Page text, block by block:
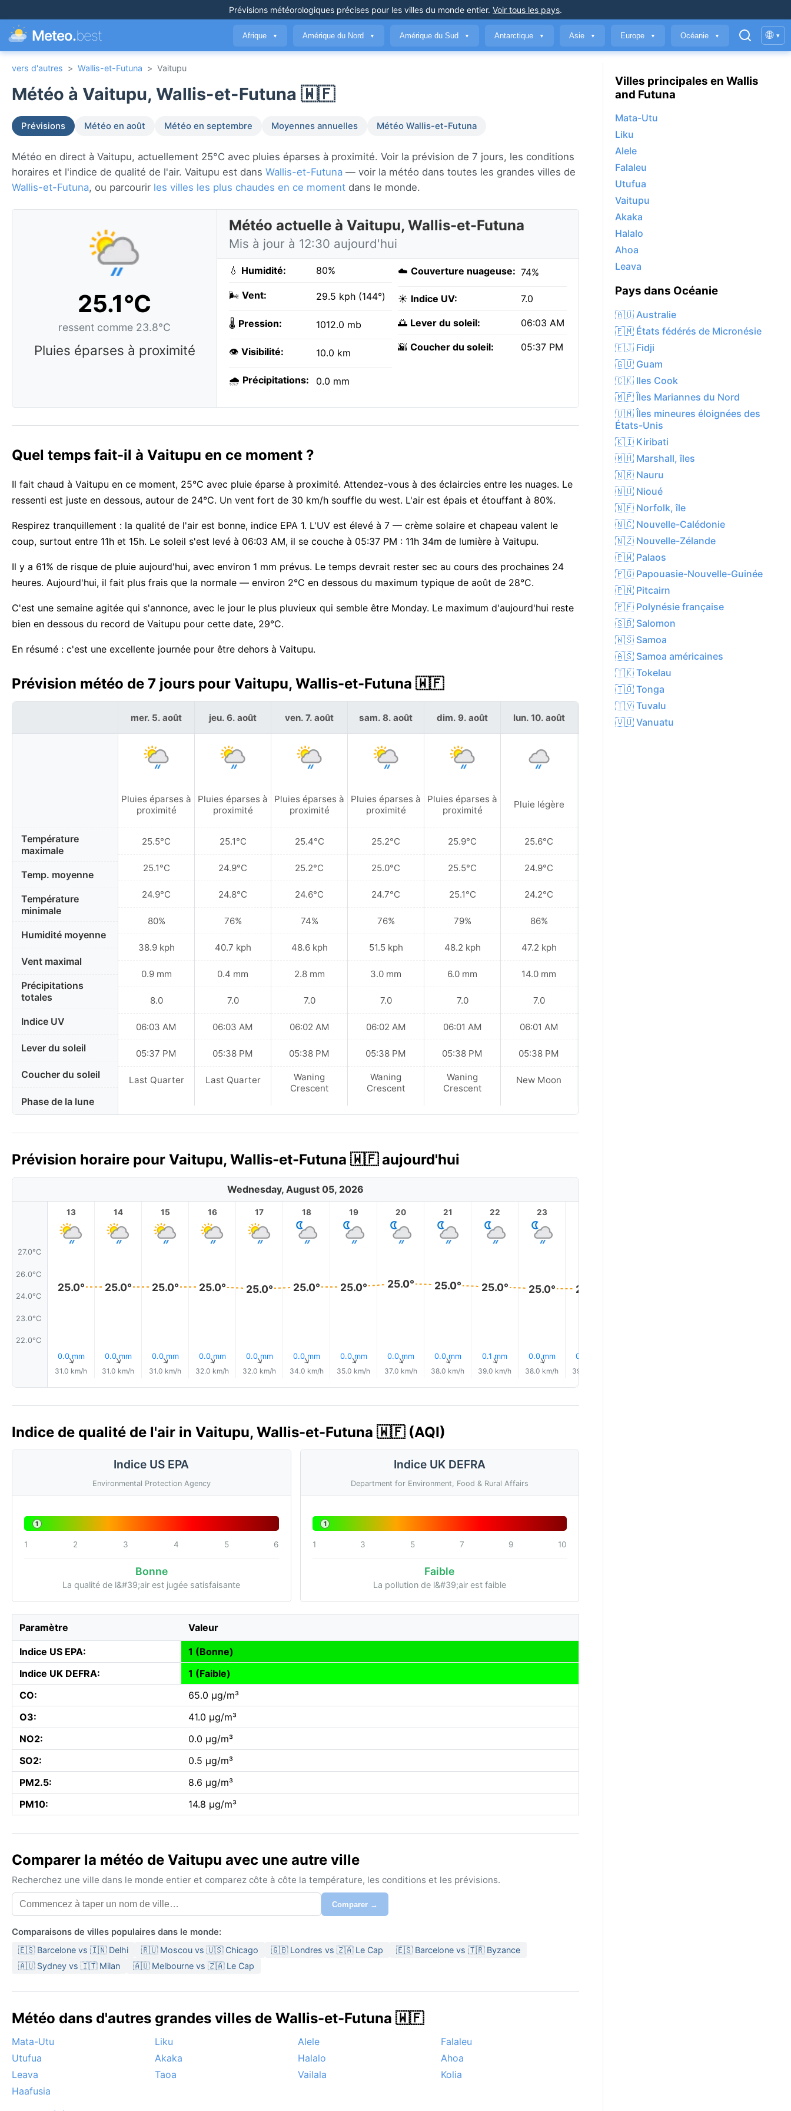
Prévisions météorologiques précises pour les villes du monde entier. Voir tous les pays.
Meteo.best Afrique ▼ Amérique du Nord ▼ Amérique du Sud ▼ Antarctique ▼ Asie ▼ Europe ▼ Océanie ▼ 🌐 ▾
vers d'autres > Wallis-et-Futuna > Vaitupu
Météo à Vaitupu, Wallis-et-Futuna 🇼🇫
Prévisions Météo en août Météo en septembre Moyennes annuelles Météo Wallis-et-Futuna
Météo en direct à Vaitupu, actuellement 25°C avec pluies éparses à proximité. Voir la prévision de 7 jours, les conditions
horaires et l'indice de qualité de l'air. Vaitupu est dans Wallis-et-Futuna — voir la météo dans toutes les grandes villes de
Wallis-et-Futuna, ou parcourir les villes les plus chaudes en ce moment dans le monde.
25.1°C
ressent comme 23.8°C
Pluies éparses à proximité
Météo actuelle à Vaitupu, Wallis-et-Futuna
Mis à jour à 12:30 aujourd'hui
💧 Humidité: 80%
🌬️ Vent: 29.5 kph (144°)
🌡️ Pression: 1012.0 mb
👁️ Visibilité: 10.0 km
🌧️ Précipitations: 0.0 mm
☁️ Couverture nuageuse: 74%
☀️ Indice UV: 7.0
🌅 Lever du soleil: 06:03 AM
🌇 Coucher du soleil: 05:37 PM
Quel temps fait-il à Vaitupu en ce moment ?
Il fait chaud à Vaitupu en ce moment, 25°C avec pluie éparse à proximité. Attendez-vous à des éclaircies entre les nuages. Le
ressenti est juste en dessous, autour de 24°C. Un vent fort de 30 km/h souffle du west. L'air est épais et étouffant à 80%.
Respirez tranquillement : la qualité de l'air est bonne, indice EPA 1. L'UV est élevé à 7 — crème solaire et chapeau valent le
coup, surtout entre 11h et 15h. Le soleil s'est levé à 06:03 AM, il se couche à 05:37 PM : 11h 34m de lumière à Vaitupu.
Il y a 61% de risque de pluie aujourd'hui, avec environ 1 mm prévus. Le temps devrait rester sec au cours des prochaines 24
heures. Aujourd'hui, il fait plus frais que la normale — environ 2°C en dessous du maximum typique de août de 28°C.
C'est une semaine agitée qui s'annonce, avec le jour le plus pluvieux qui semble être Monday. Le maximum d'aujourd'hui reste
bien en dessous du record de Vaitupu pour cette date, 29°C.
En résumé : c'est une excellente journée pour être dehors à Vaitupu.
Prévision météo de 7 jours pour Vaitupu, Wallis-et-Futuna 🇼🇫
Température
maximale
Temp. moyenne
Température
minimale
Humidité moyenne
Vent maximal
Précipitations
totales
Indice UV
Lever du soleil
Coucher du soleil
Phase de la lune
mer. 5. août
Pluies éparses à
proximité
25.5°C
25.1°C
24.9°C
80%
38.9 kph
0.9 mm
8.0
06:03 AM
05:37 PM
Last Quarter
jeu. 6. août
Pluies éparses à
proximité
25.1°C
24.9°C
24.8°C
76%
40.7 kph
0.4 mm
7.0
06:03 AM
05:38 PM
Last Quarter
ven. 7. août
Pluies éparses à
proximité
25.4°C
25.2°C
24.6°C
74%
48.6 kph
2.8 mm
7.0
06:02 AM
05:38 PM
Waning
Crescent
sam. 8. août
Pluies éparses à
proximité
25.2°C
25.0°C
24.7°C
76%
51.5 kph
3.0 mm
7.0
06:02 AM
05:38 PM
Waning
Crescent
dim. 9. août
Pluies éparses à
proximité
25.9°C
25.5°C
25.1°C
79%
48.2 kph
6.0 mm
7.0
06:01 AM
05:38 PM
Waning
Crescent
lun. 10. août
Pluie légère
25.6°C
24.9°C
24.2°C
86%
47.2 kph
14.0 mm
7.0
06:01 AM
05:38 PM
New Moon
mar. 11. août
Prévision horaire pour Vaitupu, Wallis-et-Futuna 🇼🇫 aujourd'hui
Wednesday, August 05, 2026
27.0°C
26.0°C
24.0°C
23.0°C
22.0°C
13
25.0°
0.0 mm
↑
31.0 km/h
14
25.0°
0.0 mm
↑
31.0 km/h
15
25.0°
0.0 mm
↑
31.0 km/h
16
25.0°
0.0 mm
↑
32.0 km/h
17
25.0°
0.0 mm
↑
32.0 km/h
18
25.0°
0.0 mm
↑
34.0 km/h
19
25.0°
0.0 mm
↑
35.0 km/h
20
25.0°
0.0 mm
↑
37.0 km/h
21
25.0°
0.0 mm
↑
38.0 km/h
22
25.0°
0.1 mm
↑
39.0 km/h
23
25.0°
0.0 mm
↑
38.0 km/h
25.0°
0.0 mm
39.0 km/h
Indice de qualité de l'air in Vaitupu, Wallis-et-Futuna 🇼🇫 (AQI)
Indice US EPA
Environmental Protection Agency
1
1 2 3 4 5 6
Bonne
La qualité de l&#39;air est jugée satisfaisante
Indice UK DEFRA
Department for Environment, Food & Rural Affairs
1
1 3 5 7 9 10
Faible
La pollution de l&#39;air est faible
Paramètre Valeur
Indice US EPA:
1 (Bonne)
Indice UK DEFRA:
1 (Faible)
CO:
65.0 µg/m³
O3:
41.0 µg/m³
NO2:
0.0 µg/m³
SO2:
0.5 µg/m³
PM2.5:
8.6 µg/m³
PM10:
14.8 µg/m³
Comparer la météo de Vaitupu avec une autre ville
Recherchez une ville dans le monde entier et comparez côte à côte la température, les conditions et les prévisions.
Comparer →
Comparaisons de villes populaires dans le monde:
🇪🇸 Barcelone vs 🇮🇳 Delhi 🇷🇺 Moscou vs 🇺🇸 Chicago 🇬🇧 Londres vs 🇿🇦 Le Cap
🇪🇸 Barcelone vs 🇹🇷 Byzance
🇦🇺 Sydney vs 🇮🇹 Milan
🇦🇺 Melbourne vs 🇿🇦 Le Cap
Météo dans d'autres grandes villes de Wallis-et-Futuna 🇼🇫
Mata-Utu Liku Alele
Falaleu
Utufua
Akaka Halalo
Ahoa
Leava
Taoa Vailala
Kolia
Haafusia
Villes principales en Wallis
and Futuna
Mata-Utu
Liku
Alele
Falaleu
Utufua
Vaitupu
Akaka
Halalo
Ahoa
Leava
Pays dans Océanie
🇦🇺 Australie
🇫🇲 États fédérés de Micronésie
🇫🇯 Fidji
🇬🇺 Guam
🇨🇰 Iles Cook
🇲🇵 Îles Mariannes du Nord
🇺🇲 Îles mineures éloignées des
États-Unis
🇰🇮 Kiribati
🇲🇭 Marshall, îles
🇳🇷 Nauru
🇳🇺 Nioué
🇳🇫 Norfolk, île
🇳🇨 Nouvelle-Calédonie
🇳🇿 Nouvelle-Zélande
🇵🇼 Palaos
🇵🇬 Papouasie-Nouvelle-Guinée
🇵🇳 Pitcairn
🇵🇫 Polynésie française
🇸🇧 Salomon
🇼🇸 Samoa
🇦🇸 Samoa américaines
🇹🇰 Tokelau
🇹🇴 Tonga
🇹🇻 Tuvalu
🇻🇺 Vanuatu